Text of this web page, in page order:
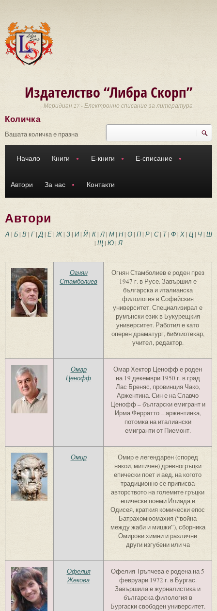
Издателство “Либра Скорп”
Меридиан 27 - Електронно списание за литература
Търси
Количка
Вашата количка е празна
Начало Книги Е-книги Е-списание
Автори За нас Контакти
Автори
А | Б| В| Г|Д| Е|Ж| З| И| Й| К |Л| М | Н| О| П | Р| С| Т| Ф| Х| Ц| Ч| Ш
| Щ | Ю|Я
Огнян
Стамболиев
Огнян Стамболиев е роден през
1947 г. в Русе. Завършил е
българска и италианска
филология в Софийския
университет. Специализирал е
румънски език в Букурещкия
университет. Работил е като
оперен драматург, библиотекар,
учител, редактор.
Омар
Ценофф
Омар Хектор Ценофф е роден
на 19 декември 1950 г. в град
Лас Бреняс, провинция Чако,
Аржентина. Син е на Славчо
Ценофф – български емигрант и
Ирма Ферратто – аржентинка,
потомка на италиански
емигранти от Пиемонт.
Омир
Омир е легендарен (според
някои, митичен) древногръцки
епически поет и аед, на когото
традиционно се приписва
авторството на големите гръцки
епически поеми Илиада и
Одисея, краткия комически епос
Батрахомюомахия (“война
между жаби и мишки”), сборника
Омирови химни и различни
други изгубени или ча
Офелия
Жекова
Офелия Тръпчева е родена на 5
февруари 1972 г. в Бургас.
Завършила е журналистика и
българска филология в
Бургаски свободен университет.